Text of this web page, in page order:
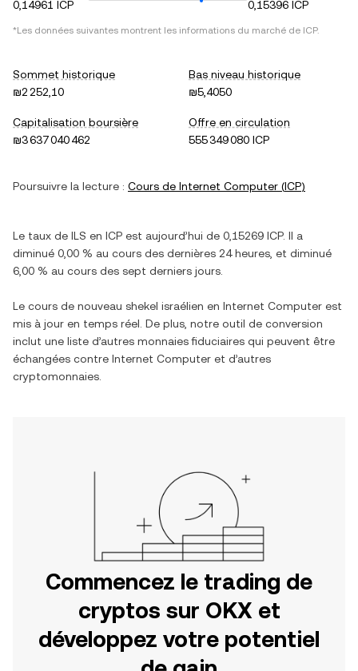
0,14961 ICP
0,15396 ICP
*Les données suivantes montrent les informations du marché de ICP.
Sommet historique
₪2 252,10
Bas niveau historique
₪5,4050
Capitalisation boursière
₪3 637 040 462
Offre en circulation
555 349 080 ICP
Poursuivre la lecture : Cours de Internet Computer (ICP)
Le taux de ILS en ICP est aujourd’hui de 0,15269 ICP. Il a
diminué 0,00 % au cours des dernières 24 heures, et diminué
6,00 % au cours des sept derniers jours.
Le cours de nouveau shekel israélien en Internet Computer est
mis à jour en temps réel. De plus, notre outil de conversion
inclut une liste d’autres monnaies fiduciaires qui peuvent être
échangées contre Internet Computer et d’autres
cryptomonnaies.
Commencez le trading de
cryptos sur OKX et
développez votre potentiel